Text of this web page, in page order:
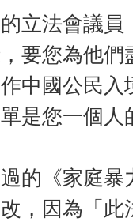
立法會議
要您為他
中國公民
是您一個
的《家庭
，因為「